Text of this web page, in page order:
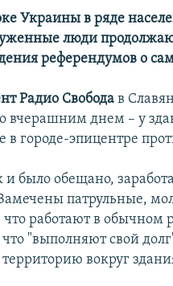
Украины в ряде
люди
референдумов о
Радио Свобода в
вчерашним днем – у
в городе-эпицентре
было обещано,
патрульные,
работают в обычном
что "выполняют свой
вокруг